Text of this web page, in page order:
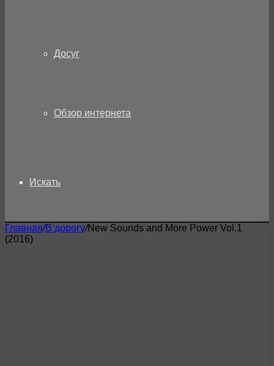
Досуг
Обзор интернета
Искать
Главная/В дорогу/New Sounds and More Power Vol.1
(2016)